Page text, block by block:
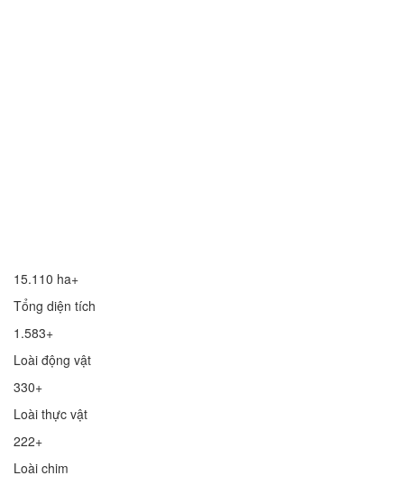
15.110 ha+
Tổng diện tích
1.583+
Loài động vật
330+
Loài thực vật
222+
Loài chim